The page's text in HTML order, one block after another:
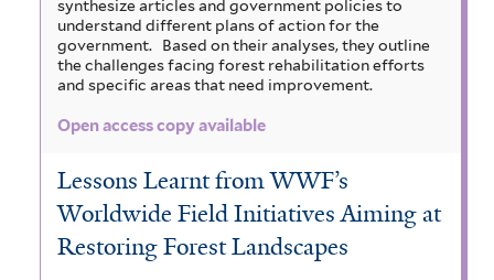
synthesize articles and government policies to
understand different plans of action for the
government.
Based on their analyses, they outline
the challenges facing forest rehabilitation efforts
and specific areas that need improvement.
Open access copy available
Lessons Learnt from WWF’s
Worldwide Field Initiatives Aiming at
Restoring Forest Landscapes